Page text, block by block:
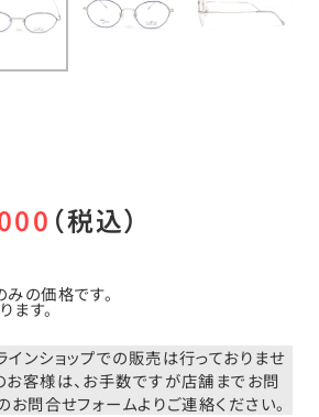
（税込）
の価格です。
す。
インショップでの販売は行っておりませ
客様は、お手数ですが店舗までお問
お問合せフォームよりご連絡ください。